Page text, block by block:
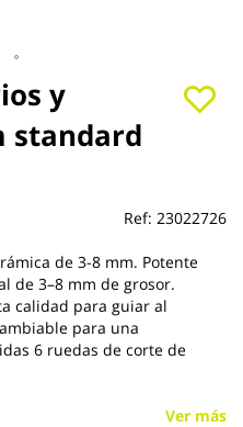
y
standard
Ref: 23022726
de 3-8 mm. Potente
de 3–8 mm de grosor.
calidad para guiar al
para una
6 ruedas de corte de
Ver más